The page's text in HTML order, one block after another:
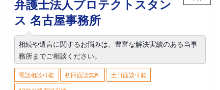
弁護士法人プロテクトスタン
ス 名古屋事務所
相続や遺言に関するお悩みは、豊富な解決実績のある当事
務所までご相談ください。
電話相談可能 初回面談無料
土日面談可能